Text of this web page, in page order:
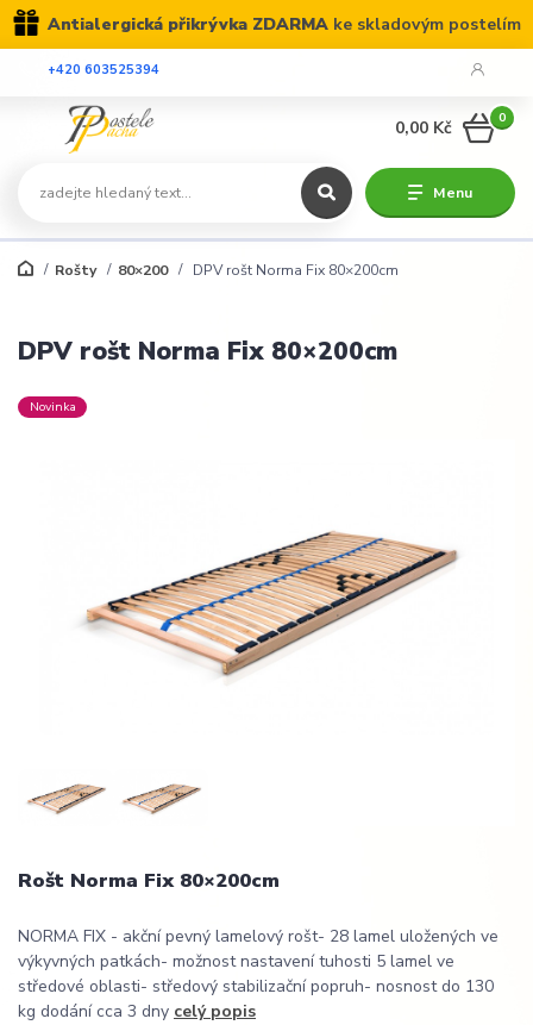
Antialergická přikrývka ZDARMAke skladovým postelím
Menu
+420 603525394
0
0,00 Kč
Rošty 80×200 DPV rošt Norma Fix 80×200cm
DPV rošt Norma Fix 80×200cm
Novinka
Rošt Norma Fix 80×200cm
NORMA FIX - akční pevný lamelový rošt- 28 lamel uložených ve
výkyvných patkách- možnost nastavení tuhosti 5 lamel ve
středové oblasti- středový stabilizační popruh- nosnost do 130
kg dodání cca 3 dny celý popis